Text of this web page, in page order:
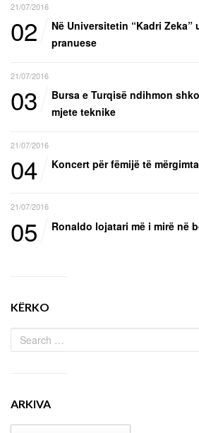
21/07/2016
02
Në Universitetin “Kadri
pranuese
21/07/2016
03
Bursa e Turqisë ndihmon
mjete teknike
21/07/2016
04 Koncert për fëmijë të
21/07/2016
05 Ronaldo lojatari më i mirë në
KËRKO
ARKIVA